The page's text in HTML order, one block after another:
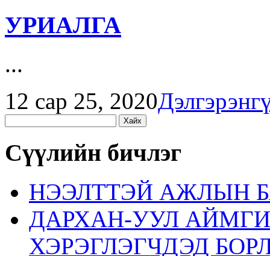
УРИАЛГА
...
12 сар 25, 2020
Сүүлийн бичлэг
НЭЭЛТТЭЙ АЖЛЫН
ДАРХАН-УУЛ
ХЭРЭГЛЭГЧДЭД